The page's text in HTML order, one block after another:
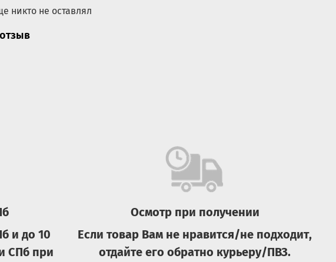
никто не оставлял
и до 10
СПб при
Осмотр при получении
Если товар Вам не нравится/не подходит,
отдайте его обратно курьеру/ПВЗ.